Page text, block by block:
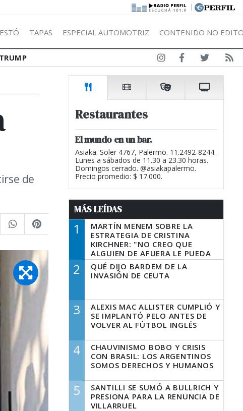
|
TAPAS ESPECIAL AUTOMOTRIZ CONTENIDO NO
de
Restaurantes
El mundo en un bar.
Asiaka. Soler 4767, Palermo. 11.2492-8244.
Lunes a sábados de 11.30 a 23.30 horas.
Domingos cerrado. @asiakapalermo.
Precio promedio: $ 17.000.
MÁS LEÍDAS
1
MARTÍN MENEM SOBRE LA
ESTRATEGIA DE CRISTINA
KIRCHNER: "NO CREO QUE
ALGUIEN DE AFUERA LE PUEDA
DECIR A LA JUSTICIA LO QUE
TIENE QUE HACER"
2
QUÉ DIJO BARDEM DE LA
INVASIÓN DE CEUTA
3
ALEXIS MAC ALLISTER CUMPLIÓ Y
SE IMPLANTÓ PELO ANTES DE
VOLVER AL FÚTBOL INGLÉS
4
CHAUVINISMO BOBO Y CRISIS
CON BRASIL: LOS ARGENTINOS
SOMOS DERECHOS Y HUMANOS
5
SANTILLI SE SUMÓ A BULLRICH Y
PRESIONA PARA LA RENUNCIA DE
VILLARRUEL